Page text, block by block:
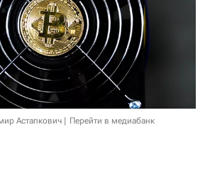
Астапкович Перейти в медиабанк